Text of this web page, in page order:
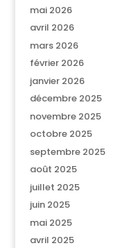
mai 2026
avril 2026
mars 2026
février 2026
janvier 2026
décembre 2025
novembre 2025
octobre 2025
septembre 2025
août 2025
juillet 2025
juin 2025
mai 2025
avril 2025